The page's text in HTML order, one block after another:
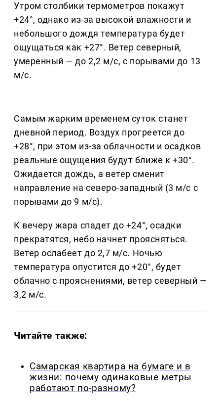
Утром столбики термометров покажут
+24°, однако из-за высокой влажности и
небольшого дождя температура будет
ощущаться как +27°. Ветер северный,
умеренный — до 2,2 м/с, с порывами до 13
м/с.
Самым жарким временем суток станет
дневной период. Воздух прогреется до
+28°, при этом из-за облачности и осадков
реальные ощущения будут ближе к +30°.
Ожидается дождь, а ветер сменит
направление на северо-западный (3 м/с с
порывами до 9 м/с).
К вечеру жара спадет до +24°, осадки
прекратятся, небо начнет проясняться.
Ветер ослабеет до 2,7 м/с. Ночью
температура опустится до +20°, будет
облачно с прояснениями, ветер северный —
3,2 м/с.
Читайте также:
Самарская квартира на бумаге и в
жизни: почему одинаковые метры
работают по-разному?